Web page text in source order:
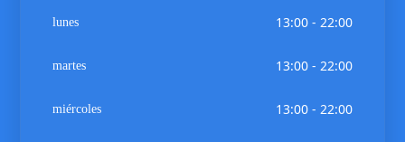
lunes 13:00 - 22:00
martes 13:00 - 22:00
miércoles 13:00 - 22:00